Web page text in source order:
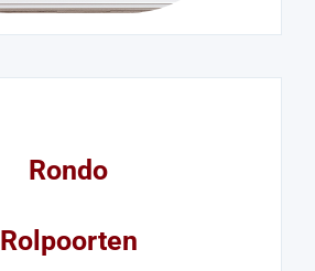
Rondo
Rolpoorten